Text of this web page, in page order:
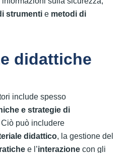
strumenti e metodi di
didattiche
include spesso
e strategie di
Ciò può includere
didattico, la gestione del
e l’interazione con gli